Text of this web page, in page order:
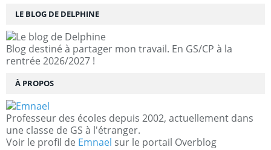
LE BLOG DE DELPHINE
Blog destiné à partager mon travail. En GS/CP à la
rentrée 2026/2027 !
À PROPOS
Professeur des écoles depuis 2002, actuellement dans
une classe de GS à l'étranger.
Voir le profil de Emnael sur le portail Overblog